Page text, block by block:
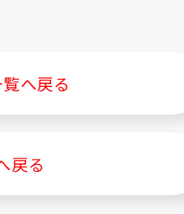
へ戻る
戻る